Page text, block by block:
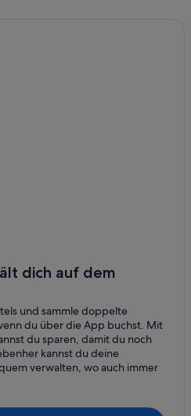
dich auf dem
und sammle doppelte
du über die App buchst. Mit
du sparen, damit du noch
kannst du deine
verwalten, wo auch immer